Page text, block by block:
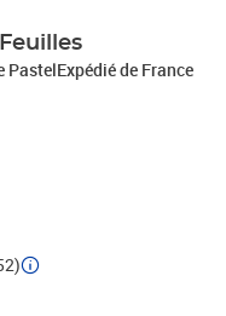
PastelExpédié de France